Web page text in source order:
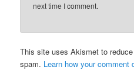
next time I comment.
This site uses Akismet to reduce
spam. Learn how your comment